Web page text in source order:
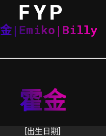
FYP
金|Emiko|Billy
霍金
[出生日期]